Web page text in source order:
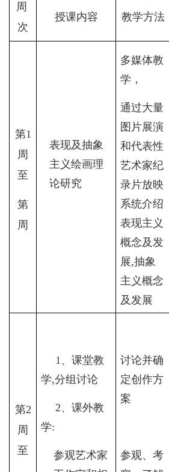
周
次
授课内容 教学方法
第1
周
至
第
周
表现及抽象
主义绘画理
论研究
多媒体教
学，
通过大量
图片展演
和代表性
艺术家纪
录片放映
系统介绍
表现主义
概念及发
展,抽象
主义概念
及发展
第2
周
至
1、课堂教
学,分组讨论
2、课外教
学:
参观艺术家
讨论并确
定创作方
案
参观、考